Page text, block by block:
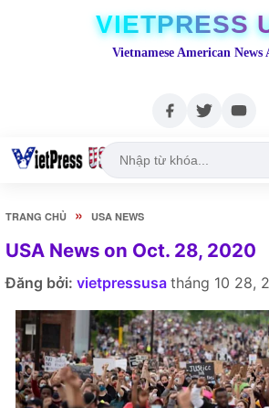
VIETPRESS
Vietnamese American News
TRANG CHỦ » USA NEWS
USA News on Oct. 28, 2020
Đăng bởi: vietpressusa tháng 10 28,